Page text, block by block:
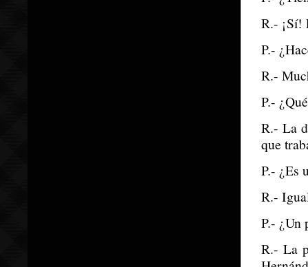
R.- ¡Sí!
P.-
R.-
P.-
R.- La
que
P.- ¿Es
R.-
P.- ¿Un
R.- La